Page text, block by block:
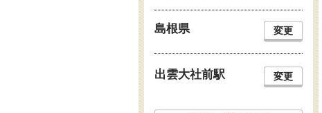
島根県 変更
出雲大社前駅 変更